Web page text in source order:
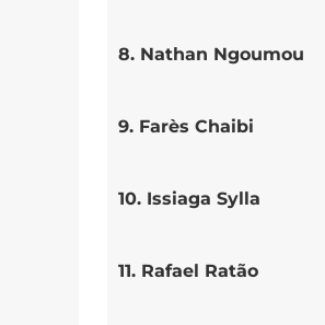
8. Nathan Ngoumou
9. Farès Chaibi
10. Issiaga Sylla
11. Rafael Ratão